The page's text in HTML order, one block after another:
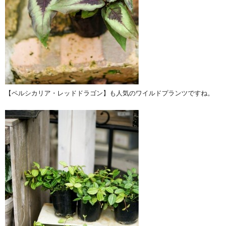
【ペルシカリア・レッドドラゴン】も人気のワイルドプランツですね。